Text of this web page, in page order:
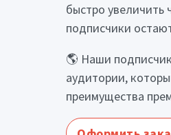
быстро
подписчики
🌎 Наши
аудитории,
преимущества